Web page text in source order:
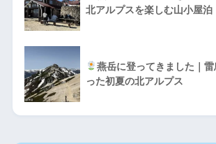
北アルプスを楽しむ山小屋泊
燕岳に登ってきました｜
った初夏の北アルプス